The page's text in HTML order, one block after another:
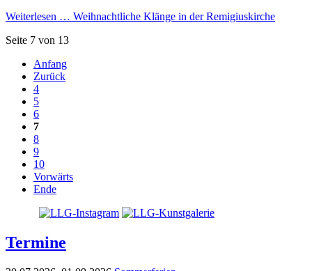
Weiterlesen … Weihnachtliche Klänge in der Remigiuskirche
Seite 7 von 13
Anfang
Zurück
4
5
6
7
8
9
10
Vorwärts
Ende
Termine